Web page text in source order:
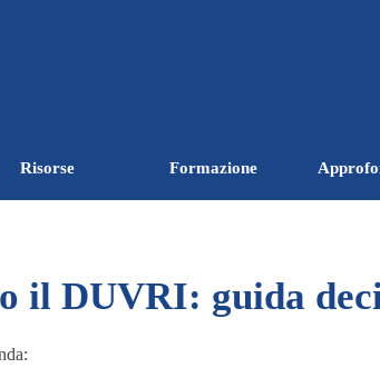
▼
Risorse ▼
Formazione
il DUVRI: guida